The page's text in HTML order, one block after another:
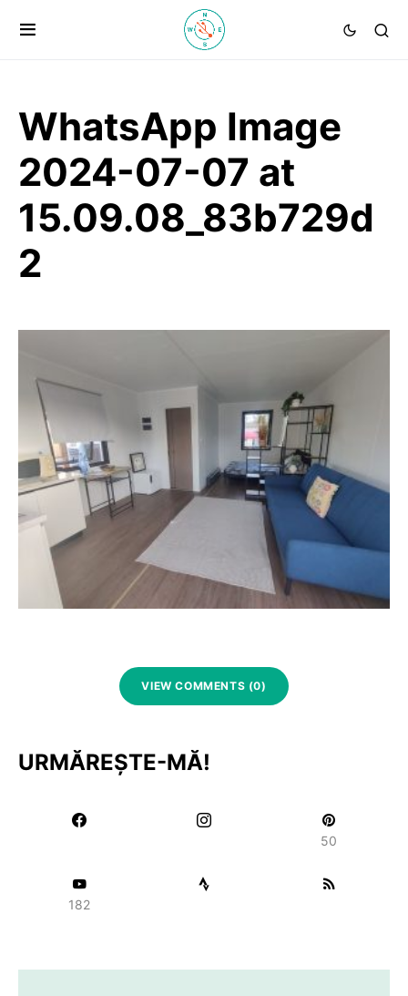
WhatsApp Image
2024-07-07 at
15.09.08_83b729d
2
VIEW COMMENTS (0)
URMĂREȘTE-MĂ!
50
182